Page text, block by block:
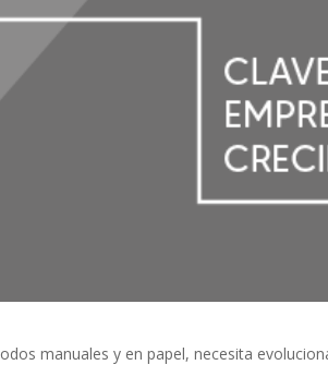
manuales y en papel, necesita